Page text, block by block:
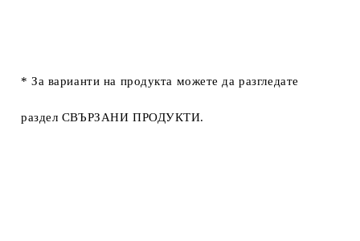
* За варианти на продукта можете да разгледате
раздел СВЪРЗАНИ ПРОДУКТИ.